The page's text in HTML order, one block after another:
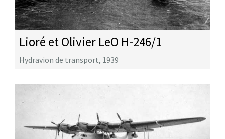
Lioré et Olivier LeO H-246/1
Hydravion de transport, 1939